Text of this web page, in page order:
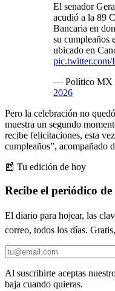
El senador
acudió a la 89
Bancaria en
su cumpleaños
ubicado en
— Político MX
2026
Pero la celebración no
muestra un segundo
recibe felicitaciones, esta
cumpleaños”, acompañado
📰 Tu edición de hoy
Recibe el periódico
El diario para hojear, las
correo, todos los días.
Al suscribirte aceptas
baja cuando quieras.